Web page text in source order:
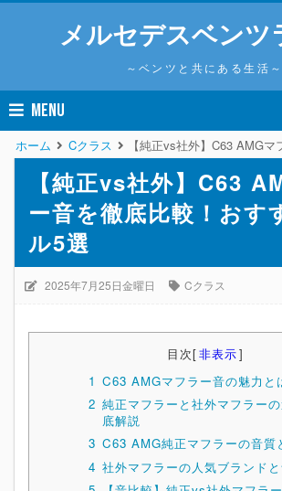
メルセデスベンツ
～ベンツと共にある生活～
MENU
ホーム Cクラス 【純正vs社外】C63 AMG
【純正vs社外】C63
ー音を徹底比較！おす
ル5選
2025年7月25日金曜日 Cクラス
目次[非表示]
1 C63 AMGマフラー音の魅力と
2 純正マフラーと社外マフラー
底解説
3 C63 AMG純正マフラーの音質
4 社外マフラーの人気ブランド